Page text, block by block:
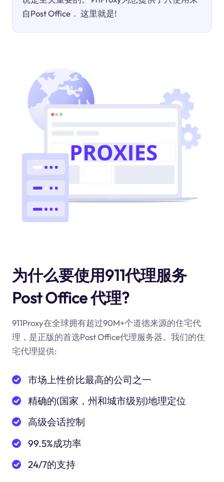
自Post Office． 这里就是!
为什么要使用911代理服务
Post Office 代理?
911Proxy在全球拥有超过90M+个道德来源的住宅代
理，是正版的首选Post Office代理服务器。我们的住
宅代理提供:
市场上性价比最高的公司之一
精确的(国家，州和城市级别)地理定位
高级会话控制
99.5%成功率
24/7的支持